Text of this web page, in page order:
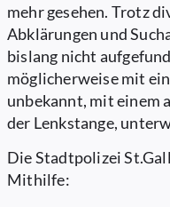
mehr gesehen. Trotz
Abklärungen und
bislang nicht
möglicherweise mit
unbekannt, mit einem
der Lenkstange,
Die Stadtpolizei
Mithilfe: